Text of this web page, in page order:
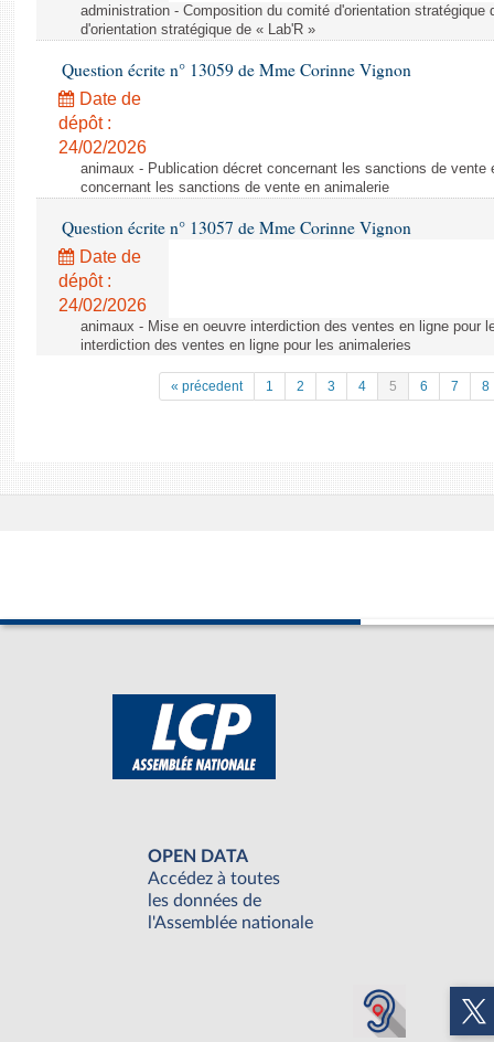
administration - Composition du comité d'orientation stratégique
d'orientation stratégique de « Lab'R »
Question écrite n° 13059 de Mme Corinne Vignon
Date de
dépôt :
24/02/2026
animaux - Publication décret concernant les sanctions de vente
concernant les sanctions de vente en animalerie
Question écrite n° 13057 de Mme Corinne Vignon
Date de
dépôt :
24/02/2026
animaux - Mise en oeuvre interdiction des ventes en ligne pour
interdiction des ventes en ligne pour les animaleries
« précedent 1 2 3 4 5 6 7 8
OPEN DATA
Accédez à toutes
les données de
l'Assemblée nationale